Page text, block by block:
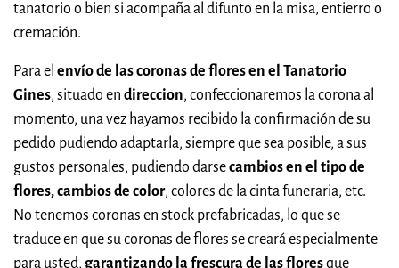
tanatorio o bien si acompaña al difunto en la misa, entierro o
cremación.
Para el envío de las coronas de flores en el Tanatorio
Gines, situado en direccion, confeccionaremos la corona al
momento, una vez hayamos recibido la confirmación de su
pedido pudiendo adaptarla, siempre que sea posible, a sus
gustos personales, pudiendo darsecambios en el tipo de
flores, cambios de color, colores de la cinta funeraria, etc.
No tenemos coronas en stock prefabricadas, lo que se
traduce en que su coronas de flores se creará especialmente
para usted, garantizando la frescura de las floresque